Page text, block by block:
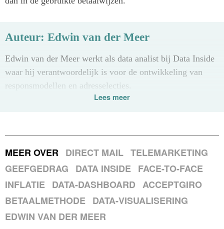
Auteur: Edwin van der Meer
Edwin van der Meer werkt als data analist bij Data Inside
waar hij verantwoordelijk is voor de ontwikkeling van
responsmodellen en adresselecties.
Lees meer
MEER OVER DIRECT MAIL TELEMARKETING
GEEFGEDRAG
DATA INSIDE FACE-TO-FACE
INFLATIE DATA-DASHBOARD ACCEPTGIRO
BETAALMETHODE DATA-VISUALISERING
EDWIN VAN DER MEER